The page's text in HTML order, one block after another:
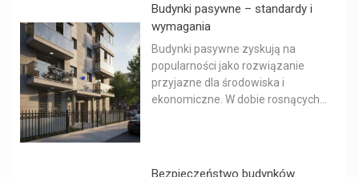
Budynki pasywne – standardy i
wymagania
Budynki pasywne zyskują na
popularności jako rozwiązanie
przyjazne dla środowiska i
ekonomiczne. W dobie rosnących...
Bezpieczeństwo budynków